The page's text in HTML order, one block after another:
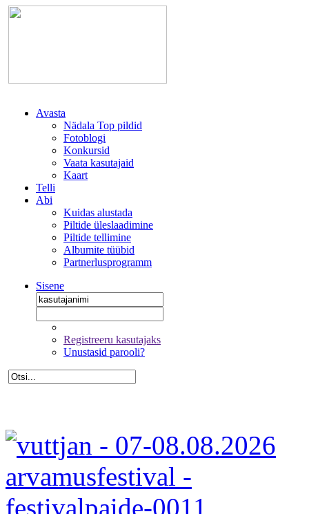
Avasta
Nädala Top pildid
Fotoblogi
Konkursid
Vaata kasutajaid
Kaart
Telli
Abi
Kuidas alustada
Piltide üleslaadimine
Piltide tellimine
Albumite tüübid
Partnerlusprogramm
Sisene
Registreeru kasutajaks
Unustasid parooli?